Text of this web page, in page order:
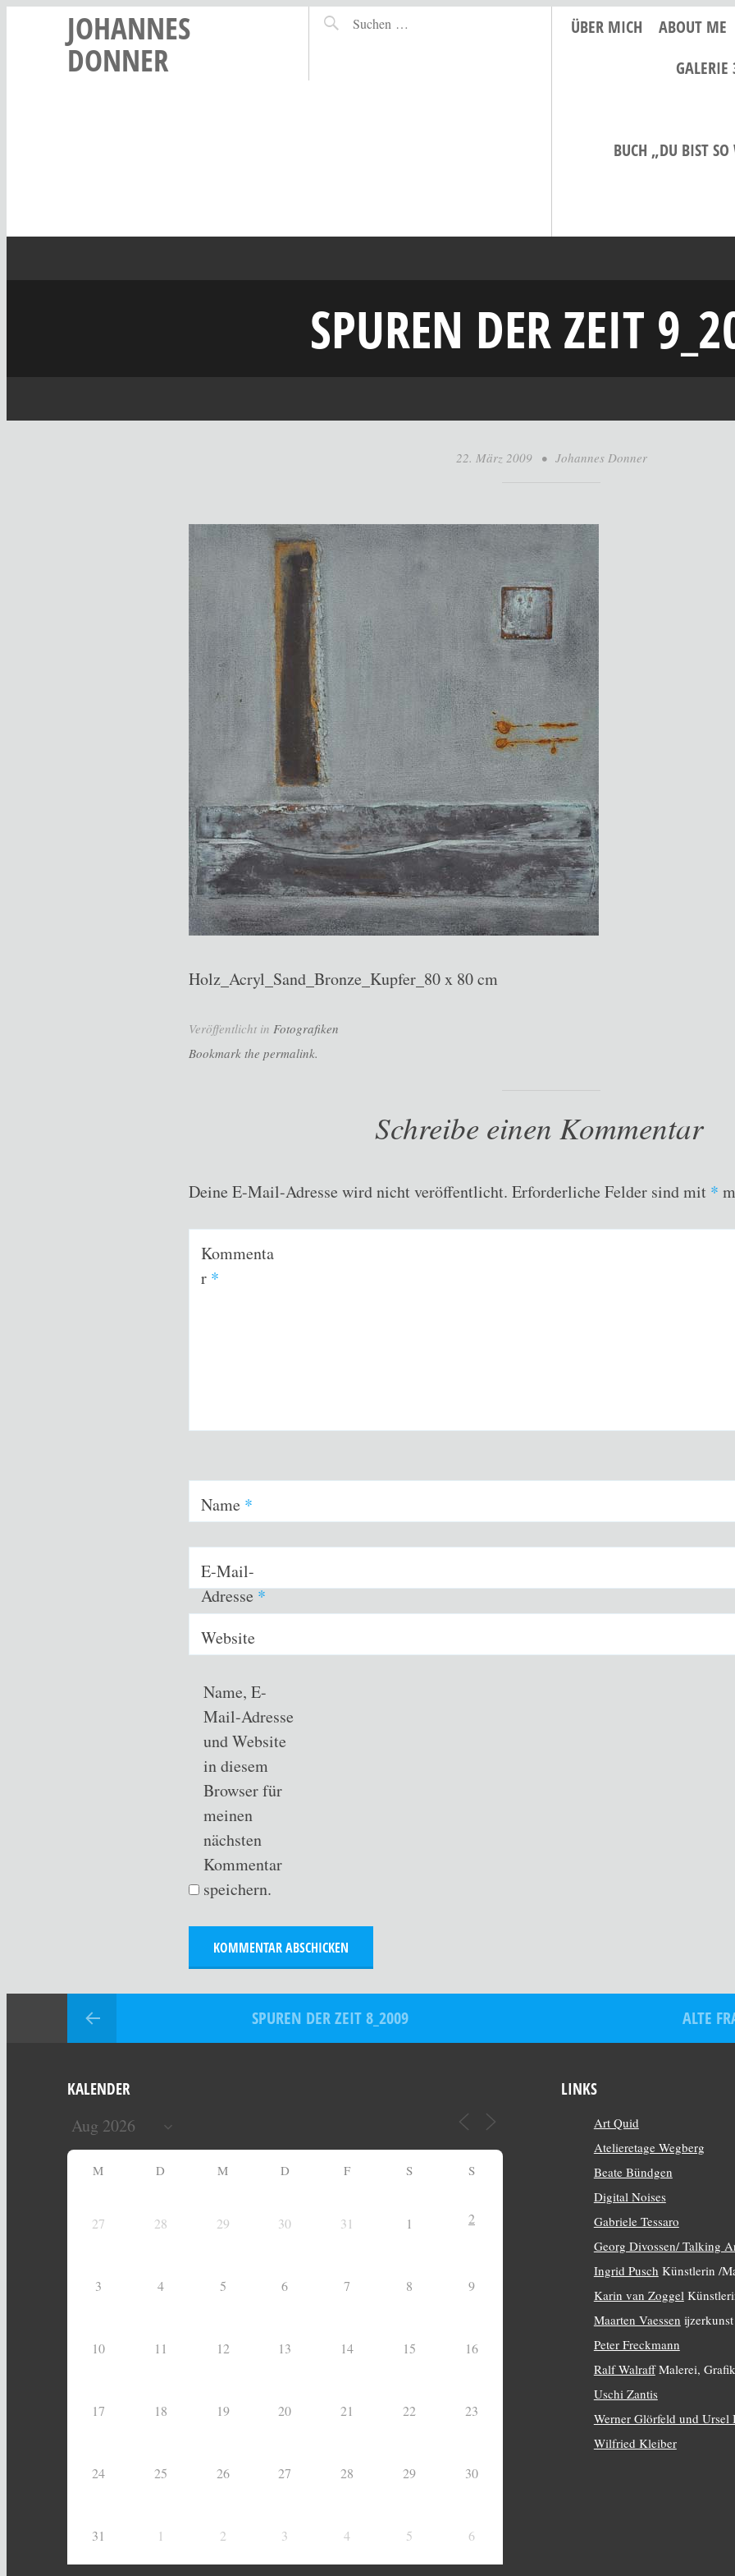
JOHANNES
DONNER
ÜBER MICH ABOUT ME
BUCH „DU BIST
SPUREN DER ZEIT
22. März 2009 • Johannes Donner
Holz_Acryl_Sand_Bronze_Kupfer_80 x 80 cm
Veröffentlicht in Fotografiken
Bookmark the permalink.
Schreibe einen Kommentar
Deine E-Mail-Adresse wird nicht veröffentlicht. Erforderliche Felder sind mit *
Kommenta
r *
Name *
E-Mail-
Adresse*
Website
Name, E-
Mail-Adresse
und Website
in diesem
Browser für
meinen
nächsten
Kommentar
speichern.
SPUREN DER ZEIT 8_2009 ALTE
KALENDER
M D M D F S S
27 28 29 30 31 1 2
3 4 5 6 7 8 9
10 11 12 13 14 15 16
17 18 19 20 21 22 23
24 25 26 27 28 29 30
31 1 2 3 4 5 6
LINKS
Art Quid
Atelieretage Wegberg
Beate Bündgen
Digital Noises
Gabriele Tessaro
Georg Divossen/ Talking
Ingrid Pusch Künstlerin /
Karin van Zoggel
Maarten Vaessen ijzerkunst
Peter Freckmann
Ralf WalraffMalerei,
Uschi Zantis
Werner Glörfeld und Ursel
Wilfried Kleiber